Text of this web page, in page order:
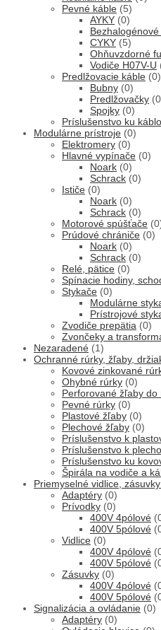
Pevné káble (5)
AYKY (0)
CYKY (5)
Ohňuvzdorné
Vodiče H07V-U
Predlžovacie káble (0)
Bubny (0)
Predlžovačky
Spojky (0)
Príslušenstvo ku
Modulárne prístroje (0)
Elektromery (0)
Hlavné vypínače (0)
Noark (0)
Schrack (0)
Ističe (0)
Noark (0)
Schrack (0)
Motorové spúšťače
Prúdové chrániče (0)
Noark (0)
Schrack (0)
Relé, pätice (0)
Spínacie hodiny,
Stykače (0)
Modulárne
Prístrojové
Zvodiče prepätia (0)
Zvončeky a
Nezaradené (1)
Ochranné rúrky, žľaby,
Kovové zinkované
Ohybné rúrky (0)
Perforované žľaby do
Pevné rúrky (0)
Plastové žľaby (0)
Plechové žľaby (0)
Príslušenstvo k
Príslušenstvo k
Príslušenstvo ku
Špirála na vodiče a
Priemyselné vidlice,
Adaptéry (0)
Prívodky (0)
400V 4pólové
400V 5pólové
Vidlice (0)
400V 4pólové
400V 5pólové
Zásuvky (0)
400V 4pólové
400V 5pólové
Signalizácia a ovládanie (0)
Adaptéry (0)